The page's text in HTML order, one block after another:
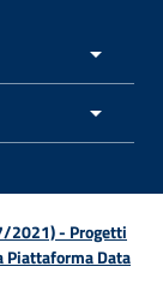
2021) - Progetti
Piattaforma Data